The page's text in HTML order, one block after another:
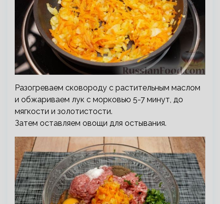
Разогреваем сковороду с растительным маслом
и обжариваем лук с морковью 5-7 минут, до
мягкости и золотистости.
Затем оставляем овощи для остывания.